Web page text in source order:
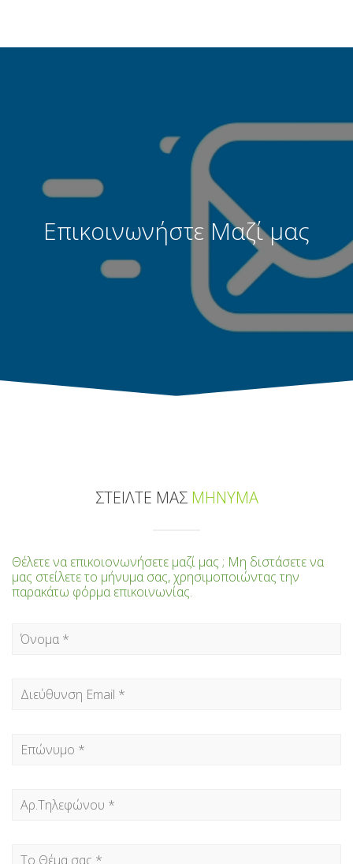
Επικοινωνήστε Μαζί μας
ΣΤΕΙΛΤΕ ΜΑΣ ΜΗΝΥΜΑ
Θέλετε να επικοιονωνήσετε μαζί μας ; Μη διστάσετε να
μας στείλετε το μήνυμα σας, χρησιμοποιώντας την
παρακάτω φόρμα επικοινωνίας.